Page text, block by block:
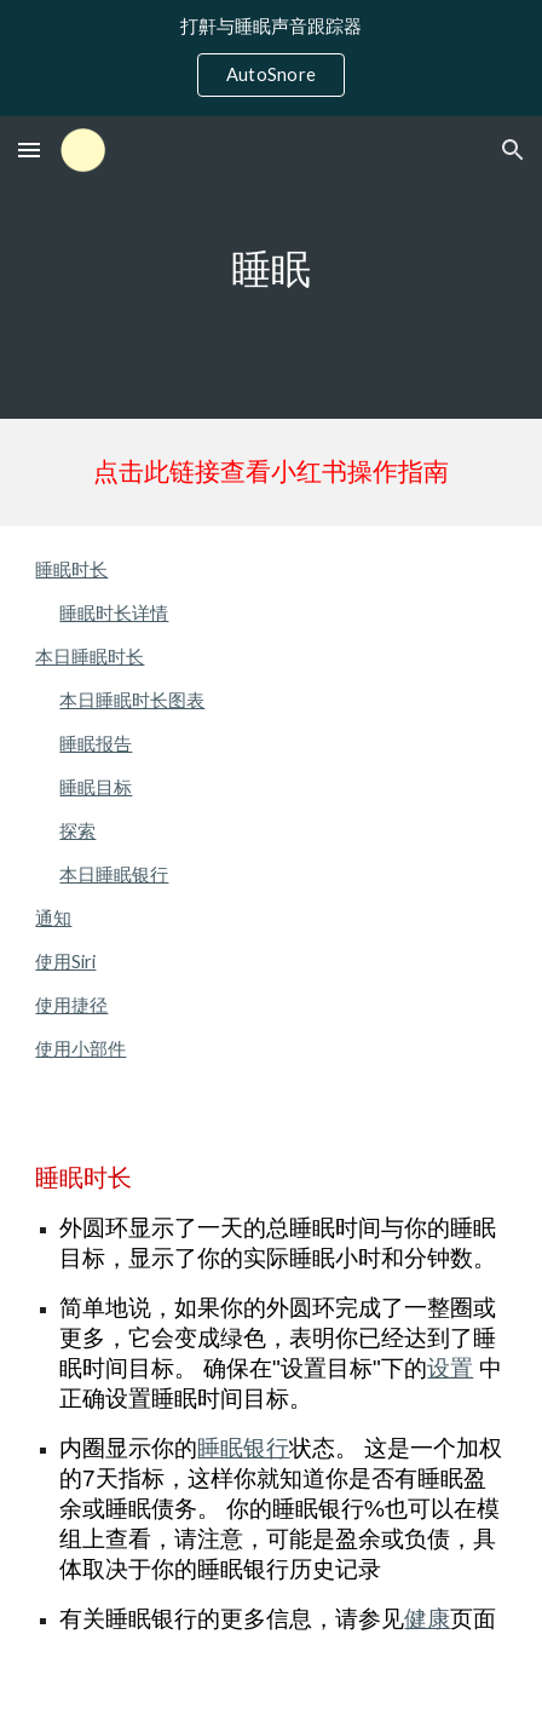
打鼾与睡眠声音跟踪器
AutoSnore
睡眠
点击此链接查看小红书操作指南
睡眠时长
睡眠时长详情
本日睡眠时长
本日睡眠时长图表
睡眠报告
睡眠目标
探索
本日睡眠银行
通知
使用Siri
使用捷径
使用小部件
睡眠时长
外圆环显示了一天的总睡眠时间与你的睡眠
目标，显示了你的实际睡眠小时和分钟数。
简单地说，如果你的外圆环完成了一整圈或
更多，它会变成绿色，表明你已经达到了睡
眠时间目标。 确保在"设置目标"下的设置 中
正确设置睡眠时间目标。
内圈显示你的睡眠银行状态。 这是一个加权
的7天指标，这样你就知道你是否有睡眠盈
余或睡眠债务。 你的睡眠银行%也可以在模
组上查看，请注意，可能是盈余或负债，具
体取决于你的睡眠银行历史记录
有关睡眠银行的更多信息，请参见健康页面